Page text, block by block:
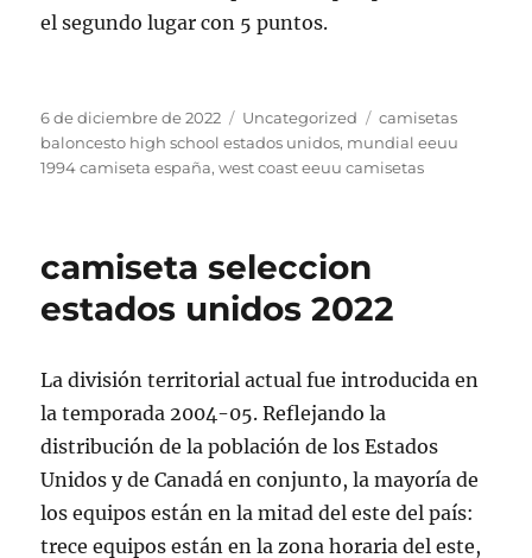
el segundo lugar con 5 puntos.
Publicado
el
6 de diciembre de 2022 Categorías
Uncategorized Etiquetas
camisetas
baloncesto high school estados unidos, mundial eeuu
1994 camiseta españa,west coast eeuu camisetas
camiseta seleccion
estados unidos 2022
La división territorial actual fue introducida en
la temporada 2004-05. Reflejando la
distribución de la población de los Estados
Unidos y de Canadá en conjunto, la mayoría de
los equipos están en la mitad del este del país:
trece equipos están en la zona horaria del este,